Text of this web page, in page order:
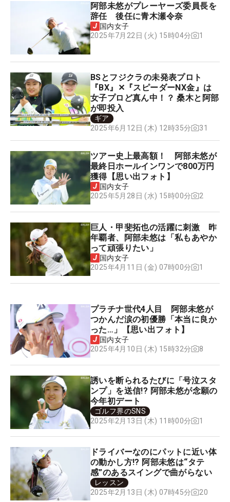
阿部未悠がプレーヤーズ委員長を
辞任 後任に青木瀬令奈
国内女子
2025年7月22日 (火) 15時04分
1
BSとフジクラの未発表プロト
『BX』✕『スピーダーNX金』は
女子プロど真ん中！？ 桑木と阿部
が即投入
ギア
2025年6月12日 (木) 12時35分
31
ツアー史上最高額！ 阿部未悠が
最終日ホールインワンで800万円
獲得【思い出フォト】
国内女子
2025年5月28日 (水) 15時00分
2
巨人・甲斐拓也の活躍に刺激 昨
年覇者、阿部未悠は「私もあやか
って頑張りたい」
国内女子
2025年4月11日 (金) 07時00分
1
プラチナ世代4人目 阿部未悠が
つかんだ涙の初優勝「本当に良か
った…」【思い出フォト】
国内女子
2025年4月10日 (木) 15時32分
8
誘いを断られるたびに「号泣スタ
ンプ」を送信!? 阿部未悠が念願の
今年初デート
ゴルフ界のSNS
2025年2月13日 (木) 11時00分
1
ドライバーなのにパットに近い体
の動かし方!? 阿部未悠は“タテ
感”のあるスイングで曲がらない
レッスン
2025年2月13日 (木) 07時45分
20